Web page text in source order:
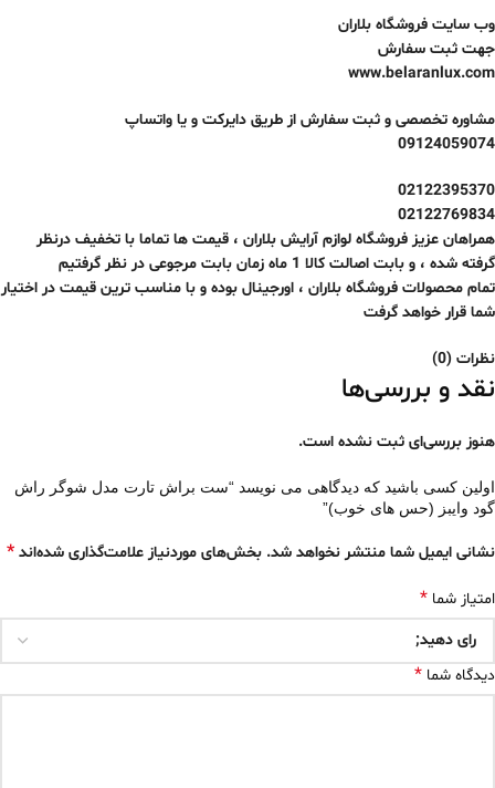
وب سایت فروشگاه بلاران
جهت ثبت سفارش
www.belaranlux.com
مشاوره تخصصی و ثبت سفارش از طریق دایرکت و یا واتساپ
09124059074
02122395370
02122769834
همراهان عزیز فروشگاه لوازم آرایش بلاران ، قیمت ها تماما با تخفیف درنظر
گرفته شده ، و بابت اصالت کالا 1 ماه
زمان بابت مرجوعی در نظر گرفتیم
تمام محصولات فروشگاه بلاران ، اورجینال بوده و با مناسب ترین قیمت در اختیار
شما قرار خواهد گرفت
نظرات (0)
نقد و بررسی‌ها
هنوز بررسی‌ای ثبت نشده است.
اولین کسی باشید که دیدگاهی می نویسد “ست براش تارت مدل شوگر راش
گود وایبز (حس های خوب)”
نشانی ایمیل شما منتشر نخواهد شد. بخش‌های موردنیاز علامت‌گذاری شده‌اند *
امتیاز شما *
دیدگاه شما *